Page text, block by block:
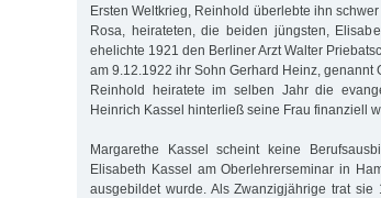
Ersten Weltkrieg, Reinhold überlebte ihn
Rosa, heirateten, die beiden jüngsten,
ehelichte 1921 den Berliner Arzt Walter
am 9.12.1922 ihr Sohn Gerhard Heinz, genannt
Reinhold heiratete im selben Jahr die
Heinrich Kassel hinterließ seine Frau finanziell
Margarethe Kassel scheint keine
Elisabeth Kassel am Oberlehrerseminar in
ausgebildet wurde. Als Zwanzigjährige trat